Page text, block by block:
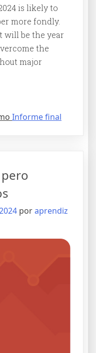
is likely to
more fondly.
will be the year
the
major
Informe final
poraprendiz